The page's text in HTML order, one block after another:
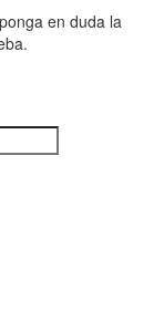
en duda la